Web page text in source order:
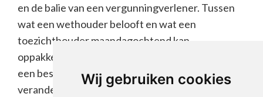
Wij gebruiken cookies
en de balie van een vergunningverlener. Tussen
wat een wethouder belooft en wat een
toezichthouder maandagochtend kan
oppakken. Dat vraagt feitelijke onderbouwing,
een bestuurlijk taalregister én begrip van wat
verandering betekent voor mensen die het al